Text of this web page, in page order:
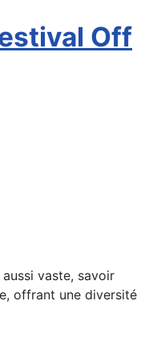
Off
vaste, savoir
offrant une diversité